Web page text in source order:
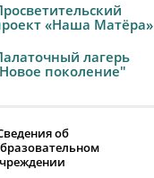
«Наша Матёра»
лагерь
поколение"
об